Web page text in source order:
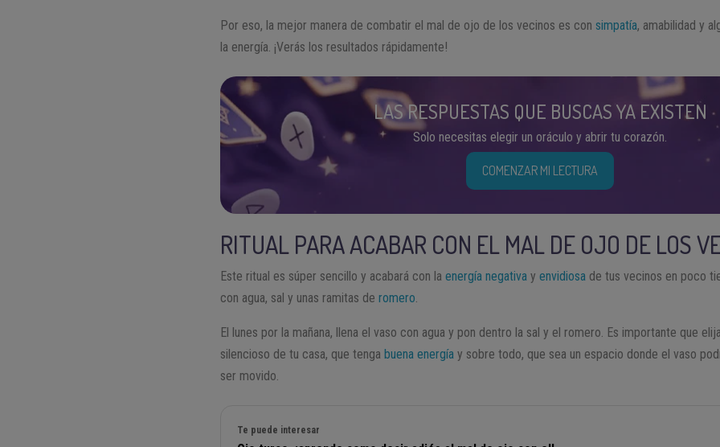
Por eso, la mejor manera de combatir el mal de ojo de los vecinos es consimpatía, amabilidad y
la energía. ¡Verás los resultados rápidamente!
LAS RESPUESTAS QUE BUSCAS YA EXISTEN
Solo necesitas elegir un oráculo y abrir tu corazón.
COMENZAR MI LECTURA
RITUAL PARA ACABAR CON EL MAL DE OJO DE LOS
Este ritual es súper sencillo y acabará con laenergía negativa yenvidiosa de tus vecinos en poco
con agua, sal y unas ramitas deromero.
El lunes por la mañana, llena el vaso con agua y pon dentro la sal y el romero. Es importante que
silencioso de tu casa, que tenga buena energía y sobre todo, que sea un espacio donde el vaso
ser movido.
Te puede interesar